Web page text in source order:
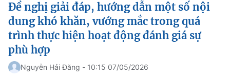
Giới thiệu
Chức năng nhiệm vụ
Cơ cấu tổ chức
Tin tức sự kiện
Khoa học và Công nghệ
Dịch vụ công
Đề nghị giải đáp, hướng dẫn một số nội
dung khó khăn, vướng mắc trong quá
trình thực hiện hoạt động đánh giá sự
phù hợp
Nguyễn Hải Đăng - 10:15 07/05/2026